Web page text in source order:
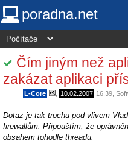
poradna.net
Čím jiným než
zakázat aplikaci
L-Core 10.02.2007 16:39
Dotaz je tak trochu pod vlivem
firewallům. Připouštím, že
obsahem tohodle threadu.